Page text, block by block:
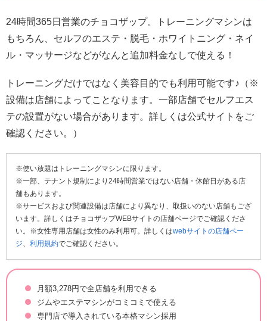
24時間365日営業のチョコザップ。トレーニングマシンは
もちろん、セルフのエステ・脱毛・ホワイトニング・ネイ
ル・マッサージなどがなんと追加料金なしで使える！
トレーニングだけではなく美容目的でも利用可能です♪（※
設備は店舗によってことなります。一部店舗でセルフエス
テの設置がない場合があります。詳しくは公式サイトをご
確認ください。）
※使い放題はトレーニングマシンに限ります。
※一部、テナント規制により24時間営業ではない店舗・休館日がある店
舗もあります。
※サービスおよび関連設備は店舗により異なり、取扱いのない店舗もござ
います。詳しくはチョコザップWEBサイトの店舗ページでご確認くださ
い。※女性専用店舗は女性のみ利用可。詳しくはwebサイトの店舗ペー
ジ、 利用規約でご確認ください。
月額3,278円で全店舗を利用できる
ジムやエステマシンがコミコミで使える
専門店で導入されている本格マシン採用